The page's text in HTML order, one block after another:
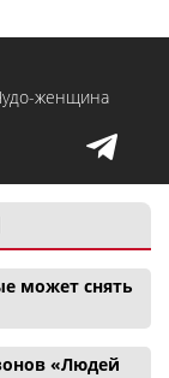
женщина
может снять
«Людей